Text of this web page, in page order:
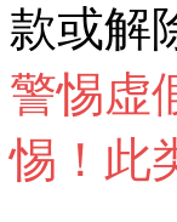
款或解
警惕虚
惕！此